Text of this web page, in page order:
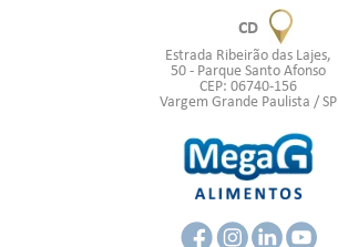
CD
Estrada Ribeirão das Lajes,
50 - Parque Santo Afonso
CEP: 06740-156
Vargem Grande Paulista / SP